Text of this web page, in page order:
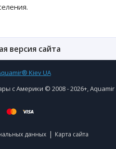
версия сайта
с Америки © 2008 - 2026+,
данных | Карта сайта